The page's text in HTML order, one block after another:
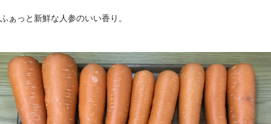
ふぁっと新鮮な人参のいい香り。